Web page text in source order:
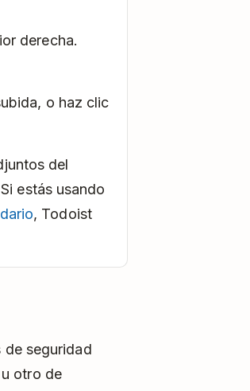
derecha.
o haz clic
del
estás usando
, Todoist
de seguridad
otro de